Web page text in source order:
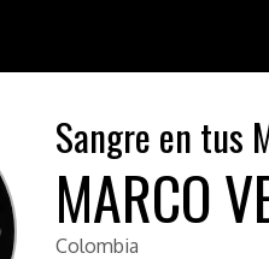
Sangre en tus
MARCO
Colombia